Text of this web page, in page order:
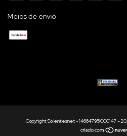
Meios de envio
Copyright Solentesnet - 14664795000147 -